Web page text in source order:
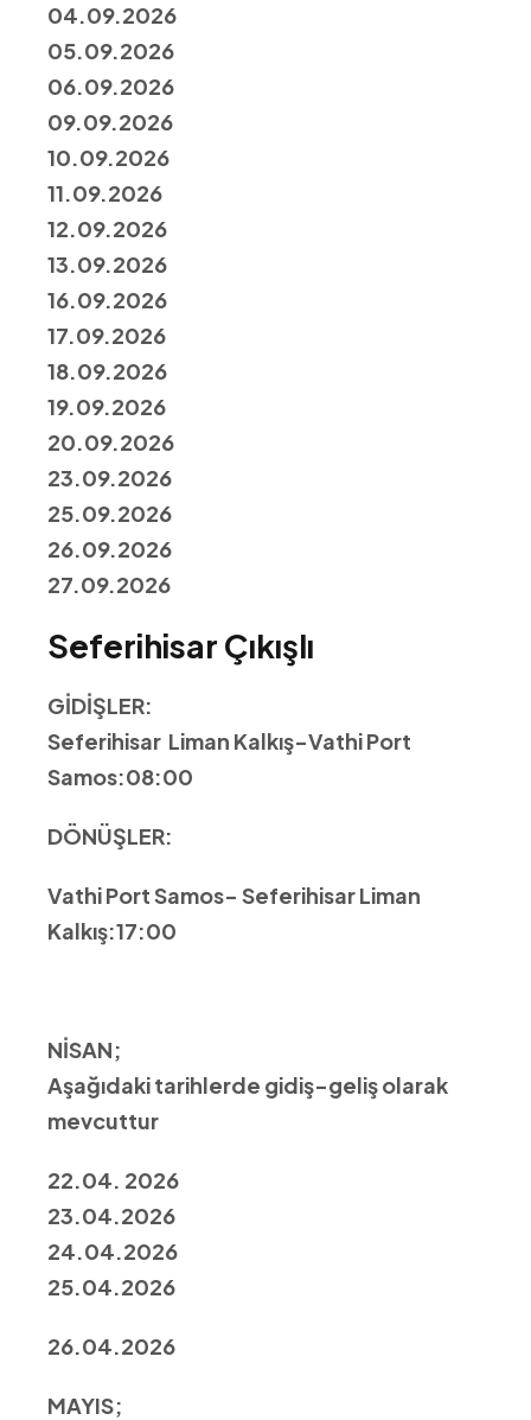
04.09.2026
05.09.2026
06.09.2026
09.09.2026
10.09.2026
11.09.2026
12.09.2026
13.09.2026
16.09.2026
17.09.2026
18.09.2026
19.09.2026
20.09.2026
23.09.2026
25.09.2026
26.09.2026
27.09.2026
Seferihisar Çıkışlı
GİDİŞLER:
Seferihisar Liman Kalkış-Vathi Port
Samos:08:00
DÖNÜŞLER:
Vathi Port Samos- Seferihisar Liman
Kalkış:17:00
NİSAN;
Aşağıdaki tarihlerde gidiş-geliş olarak
mevcuttur
22.04. 2026
23.04.2026
24.04.2026
25.04.2026
26.04.2026
MAYIS;